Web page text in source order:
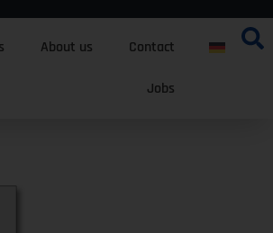
About us Contact
Jobs
der Dialog geschlossen. Seine Funktionalität ist